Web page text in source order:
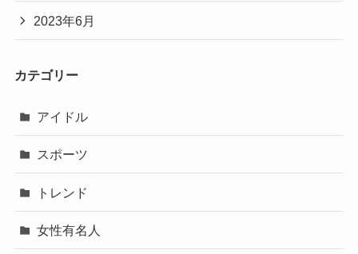
2023年6月
カテゴリー
アイドル
スポーツ
トレンド
女性有名人